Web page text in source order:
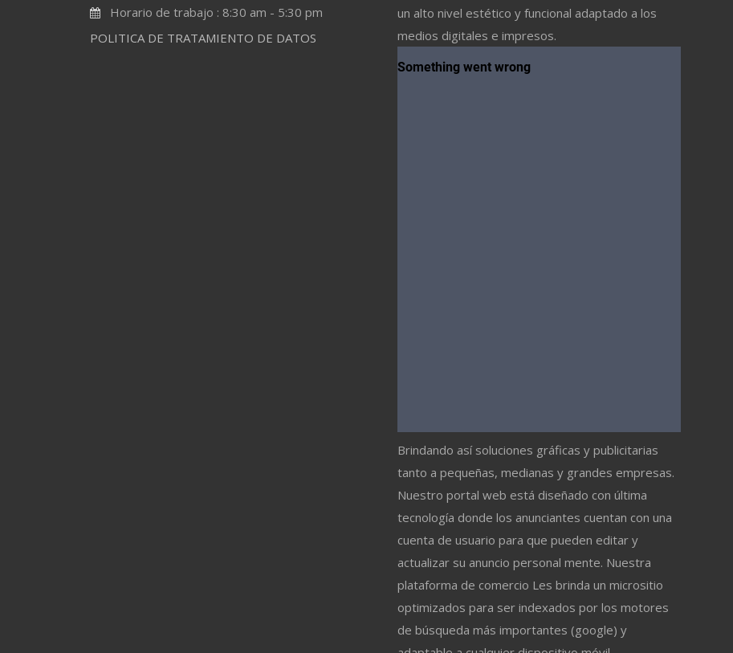
Horario de trabajo : 8:30 am - 5:30 pm
POLITICA DE TRATAMIENTO DE DATOS
un alto nivel estético y funcional adaptado a los
medios digitales e impresos.
Brindando así soluciones gráficas y publicitarias
tanto a pequeñas, medianas y grandes empresas.
Nuestro portal web está diseñado con última
tecnología donde los anunciantes cuentan con una
cuenta de usuario para que pueden editar y
actualizar su anuncio personal mente. Nuestra
plataforma de comercio Les brinda un micrositio
optimizados para ser indexados por los motores
de búsqueda más importantes (google) y